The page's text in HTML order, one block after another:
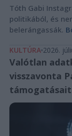
Tóth Gabi
politikából, és
belerángassák.
KULTÚRA 2026.
Valótlan
visszavonta
támogatásait